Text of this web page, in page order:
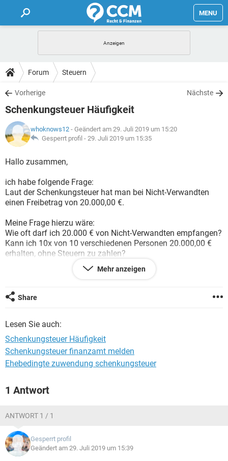
MENU
FORUM
TIPPS
Forum Steuern
Vorherige Nächste
Schenkungsteuer Häufigkeit
whoknows12 - Geändert am 29. Juli 2019 um 15:20
Gesperrt profil - 29. Juli 2019 um 15:35
Hallo zusammen,
ich habe folgende Frage:
Laut der Schenkungsteuer hat man bei Nicht-Verwandten
einen Freibetrag von 20.000,00 €.
Meine Frage hierzu wäre:
Wie oft darf ich 20.000 € von Nicht-Verwandten empfangen?
Kann ich 10x von 10 verschiedenen Personen 20.000,00 €
erhalten, ohne Steuern zu zahlen?
Vielen Dank im Voraus!
LG und noch einen schönen Rest-Sonntag!
Mehr anzeigen
Share
Lesen Sie auch:
Schenkungsteuer Häufigkeit
Schenkungsteuer finanzamt melden
Ehebedingte zuwendung schenkungsteuer
1 Antwort
ANTWORT 1 / 1
Gesperrt profil
Geändert am 29. Juli 2019 um 15:39